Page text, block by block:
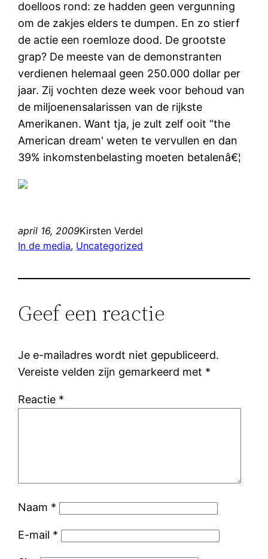
doelloos rond: ze hadden geen vergunning
om de zakjes elders te dumpen. En zo stierf
de actie een roemloze dood. De grootste
grap? De meeste van de demonstranten
verdienen helemaal geen 250.000 dollar per
jaar. Zij vochten deze week voor behoud van
de miljoenensalarissen van de rijkste
Amerikanen. Want tja, je zult zelf ooit “the
American dream' weten te vervullen en dan
39% inkomstenbelasting moeten betalenâ€¦
april 16, 2009Kirsten Verdel
In de media, Uncategorized
Geef een reactie
Je e-mailadres wordt niet gepubliceerd.
Vereiste velden zijn gemarkeerd met *
Reactie *
Naam *
E-mail *